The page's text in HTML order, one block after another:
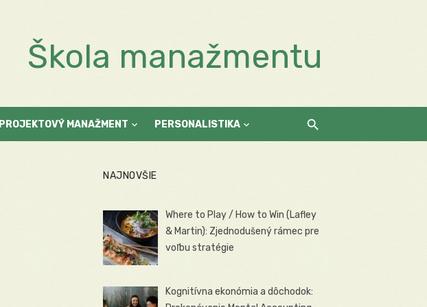
Škola manažmentu
PROJEKTOVÝ MANAŽMENT PERSONALISTIKA
NAJNOVŠIE
Where to Play / How to Win (Lafley
& Martin): Zjednodušený rámec pre
voľbu stratégie
Kognitívna ekonómia a dôchodok: